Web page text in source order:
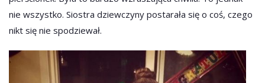
nie wszystko. Siostra dziewczyny postarała się o coś, czego
nikt się nie spodziewał.